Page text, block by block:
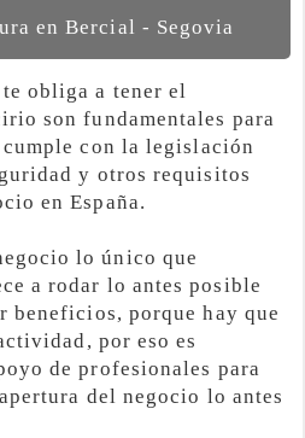
en Bercial - Segovia
obliga a tener el
son fundamentales para
con la legislación
y otros requisitos
en España.
lo único que
a rodar lo antes posible
beneficios, porque hay que
por eso es
de profesionales para
del negocio lo antes